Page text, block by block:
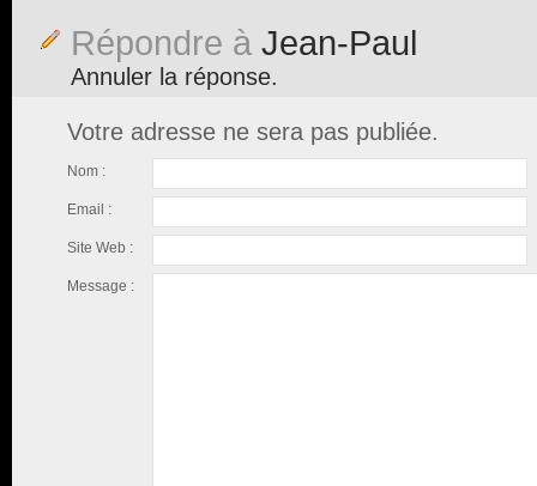
Répondre à Jean-Paul
Annuler la réponse.
Votre adresse ne sera pas publiée.
Nom :
Email :
Site Web :
Message :